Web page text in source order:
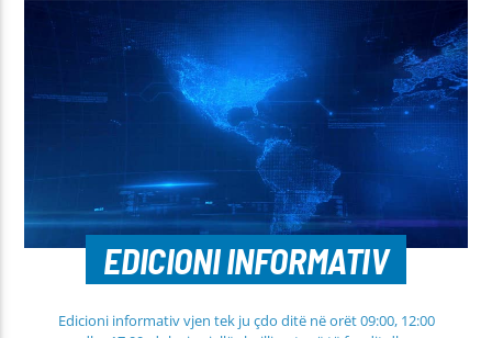
EDICIONI INFORMATIV
Edicioni informativ vjen tek ju çdo ditë në orët 09:00, 12:00